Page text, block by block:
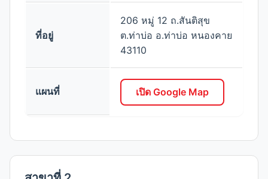
ที่อยู่
206 หมู่ 12 ถ.สันติสุข
ต.ท่าบ่อ อ.ท่าบ่อ หนองคาย
43110
แผนที่ เปิด Google Map